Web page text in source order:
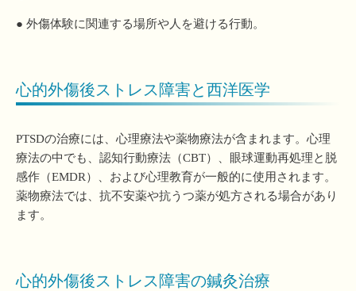
● 外傷体験に関連する場所や人を避ける行動。
心的外傷後ストレス障害と西洋医学
PTSDの治療には、心理療法や薬物療法が含まれます。心理
療法の中でも、認知行動療法（CBT）、眼球運動再処理と脱
感作（EMDR）、および心理教育が一般的に使用されます。
薬物療法では、抗不安薬や抗うつ薬が処方される場合があり
ます。
心的外傷後ストレス障害の鍼灸治療